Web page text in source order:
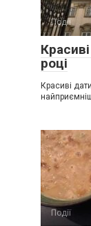
Події
році
Красиві
Події